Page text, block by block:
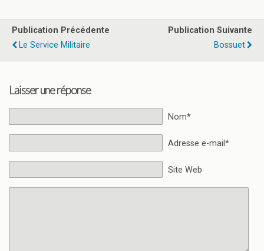
Publication Précédente
Le Service Militaire
Publication Suivante
Bossuet
Laisser une réponse
Nom*
Adresse e-mail*
Site Web